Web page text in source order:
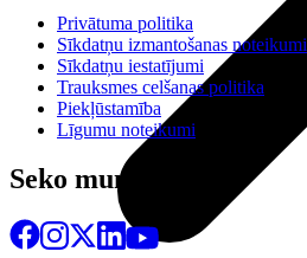
Privātuma politika
Sīkdatņu izmantošanas noteikumi
Sīkdatņu iestatījumi
Trauksmes celšanas politika
Piekļūstamība
Līgumu noteikumi
Seko mums